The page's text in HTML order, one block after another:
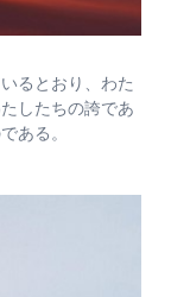
るとおり、わた
したちの誇であ
ある。